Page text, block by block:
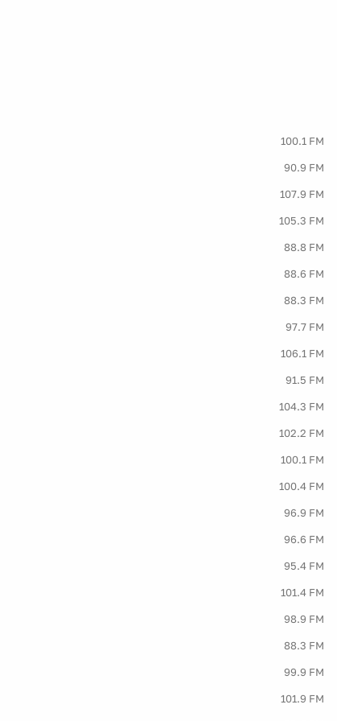
100.1 FM
90.9 FM
107.9 FM
105.3 FM
88.8 FM
88.6 FM
88.3 FM
97.7 FM
106.1 FM
91.5 FM
104.3 FM
102.2 FM
100.1 FM
100.4 FM
96.9 FM
96.6 FM
95.4 FM
101.4 FM
98.9 FM
88.3 FM
99.9 FM
101.9 FM